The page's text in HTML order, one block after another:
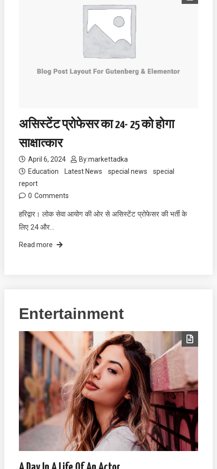
असिस्टेंट प्रोफेसर का 24- 25 को होगा
साक्षात्कार
April 6, 2024 By:markettadka
Education
Latest News special news
special
report
0 Comments
हरिद्वार। लोक सेवा आयोग की ओर से असिस्टेंट प्रोफेसर की भर्ती के
लिए 24 और…
Read more
Entertainment